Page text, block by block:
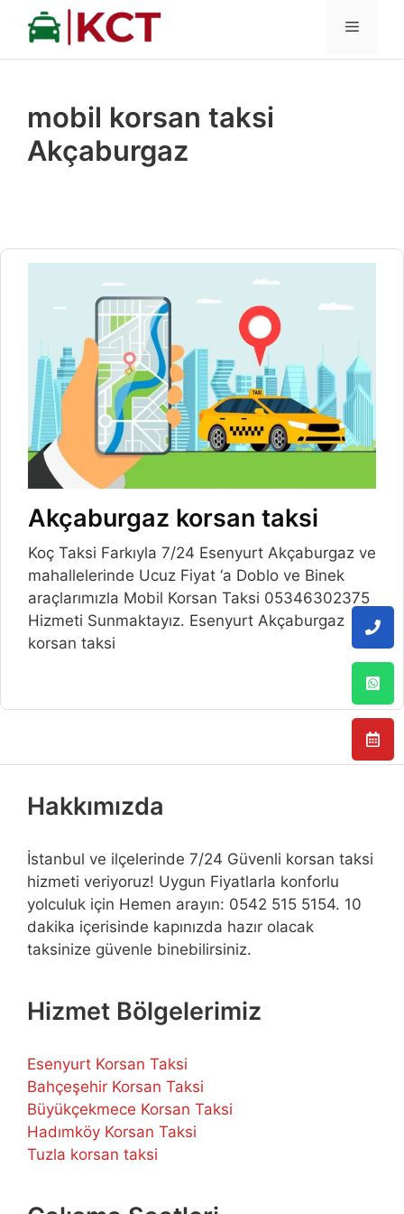
İçeriğe
MENÜ
mobil korsan taksi
Akçaburgaz
Akçaburgaz korsan taksi
Koç Taksi Farkıyla 7/24 Esenyurt Akçaburgaz ve
mahallelerinde Ucuz Fiyat ‘a Doblo ve Binek
araçlarımızla Mobil Korsan Taksi 05346302375
Hizmeti Sunmaktayız. Esenyurt Akçaburgaz
korsan taksi
Hakkımızda
İstanbul ve ilçelerinde 7/24 Güvenli korsan taksi
hizmeti veriyoruz! Uygun Fiyatlarla konforlu
yolculuk için Hemen arayın: 0542 515 5154. 10
dakika içerisinde kapınızda hazır olacak
taksinize güvenle binebilirsiniz.
Hizmet Bölgelerimiz
Esenyurt Korsan Taksi
Bahçeşehir Korsan Taksi
Büyükçekmece Korsan Taksi
Hadımköy Korsan Taksi
Tuzla korsan taksi